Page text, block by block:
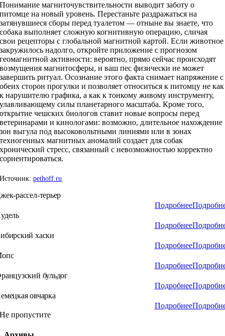
Понимание магниточувствительности выводит заботу о
питомце на новый уровень. Перестаньте раздражаться на
затянувшиеся сборы перед туалетом — отныне вы знаете, что
собака выполняет сложную когнитивную операцию, сличая
свои рецепторы с глобальной магнитной картой. Если животное
закружилось надолго, откройте приложение с прогнозом
геомагнитной активности: вероятно, прямо сейчас происходят
возмущения магнитосферы, и ваш пес физически не может
завершить ритуал. Осознание этого факта снимает напряжение с
обеих сторон прогулки и позволяет относиться к питомцу не как
к нарушителю графика, а как к тонкому живому инструменту,
улавливающему силы планетарного масштаба. Кроме того,
открытие чешских биологов ставит новые вопросы перед
ветеринарами и кинологами: возможно, длительное нахождение
зон выгула под высоковольтными линиями или в зонах
техногенных магнитных аномалий создает для собак
хронический стресс, связанный с невозможностью корректно
сориентироваться.
Источник:pethoff.ru
рассел-терьер
Подробнее
Подробнее
хаски
Подробнее
Подробнее
бульдог
Подробнее
овчарка
Подробнее
Не пропустите